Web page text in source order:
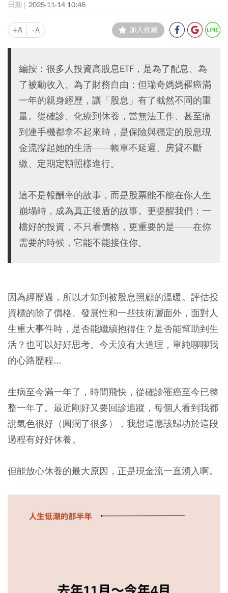
2025-11-14 10:46
+A -A 加入收藏
編按：很多人投資高股息ETF，是為了配息、為
了被動收入、為了財務自由；但瑞奇媽媽罹癌滿
一年的親身經歷，讓「股息」有了截然不同的重
量。從確診、化療到休養，當無法工作、甚至痛
到連手機都拿不起來時，是保險與穩定的股息現
金流撐起她的生活——帳單不延遲、房貸不斷
繳、定期定額照樣進行。
這不是報酬率的故事，而是股票能不能在你人生
崩塌時，成為真正後盾的故事。更提醒我們：一
檔好的投資，不只看價格，更重要的是——在你
需要的時候，它能不能接住你。
因為經歷過，所以才知到被股息照顧的溫暖。評估投
資標的除了價格、發展性和一些技術層面外，面對人
生重大事件時，是否能繼續抱得住？是否能幫助到生
活？也可以好好思考。今天沒有大道理，單純聊聊我
的心路歷程...
生病至今滿一年了，時間飛快，從確診罹癌至今已整
整一年了。最近剛好又要回診追蹤，每個人看到我都
說氣色很好（圓潤了很多），我想這應該歸功於這段
過程有好好休養。
但能放心休養的最大原因，正是現金流一直湧入啊。